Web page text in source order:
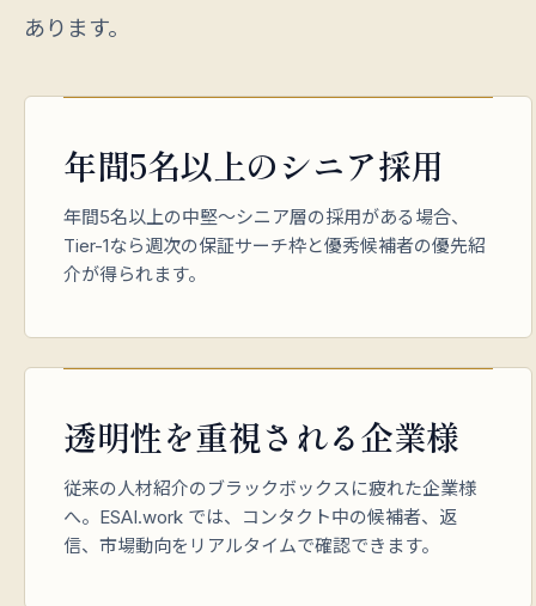
あります。
年間5名以上のシニア採用
年間5名以上の中堅〜シニア層の採用がある場合、
Tier-1なら週次の保証サーチ枠と優秀候補者の優先紹
介が得られます。
透明性を重視される企業様
従来の人材紹介のブラックボックスに疲れた企業様
へ。ESAI.work では、コンタクト中の候補者、返
信、市場動向をリアルタイムで確認できます。